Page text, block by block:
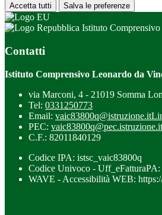
Accetta tutti Salva le preferenze
Istituto
Contatti
Istituto Comprensivo Leonardo da
via Marconi, 4 - 21019 Somma
Tel: 0331250773
Email: vaic83800q@istruzione.it
PEC: vaic83800q@pec.istruzione.it
C.F.: 82011840129
Codice IPA: istsc_vaic83800q
Codice Univoco -
WAVE - Accessibilità WEB: